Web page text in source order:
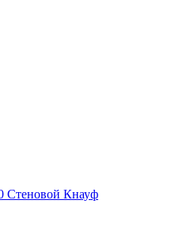
Стеновой Кнауф